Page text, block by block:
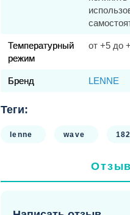
Производство Lenne,
Температурный
режим
от +5 до
Бренд LENNE
Теги:
lenne wave